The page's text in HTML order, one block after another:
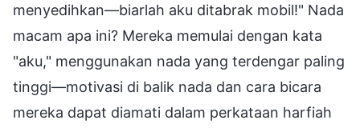
menyedihkan—biarlah aku ditabrak mobil!" Nada
macam apa ini? Mereka memulai dengan kata
"aku," menggunakan nada yang terdengar paling
tinggi—motivasi di balik nada dan cara bicara
mereka dapat diamati dalam perkataan harfiah